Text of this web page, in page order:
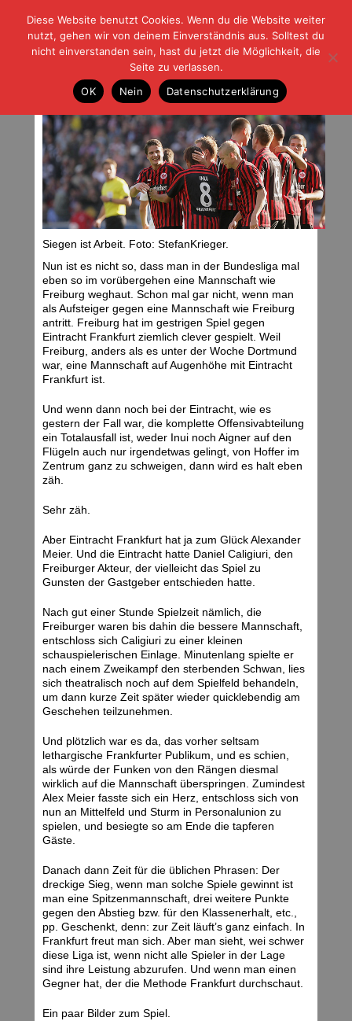
| | |BLOG-GFußball und der Rest
HOME|REGELN|IMPRESSUM |DATENSCHUTZ
Gestern also: Freiburg
Montag, 01.10.12 | 06:11 Uhr
Siegen ist Arbeit. Foto: StefanKrieger.
Nun ist es nicht so, dass man in der Bundesliga mal
eben so im vorübergehen eine Mannschaft wie
Freiburg weghaut. Schon mal gar nicht, wenn man
als Aufsteiger gegen eine Mannschaft wie Freiburg
antritt. Freiburg hat im gestrigen Spiel gegen
Eintracht Frankfurt ziemlich clever gespielt. Weil
Freiburg, anders als es unter der Woche Dortmund
war, eine Mannschaft auf Augenhöhe mit Eintracht
Frankfurt ist.
Und wenn dann noch bei der Eintracht, wie es
gestern der Fall war, die komplette Offensivabteilung
ein Totalausfall ist, weder Inui noch Aigner auf den
Flügeln auch nur irgendetwas gelingt, von Hoffer im
Zentrum ganz zu schweigen, dann wird es halt eben
zäh.
Sehr zäh.
Aber Eintracht Frankfurt hat ja zum Glück Alexander
Meier. Und die Eintracht hatte Daniel Caligiuri, den
Freiburger Akteur, der vielleicht das Spiel zu
Gunsten der Gastgeber entschieden hatte.
Nach gut einer Stunde Spielzeit nämlich, die
Freiburger waren bis dahin die bessere Mannschaft,
entschloss sich Caligiuri zu einer kleinen
schauspielerischen Einlage. Minutenlang spielte er
nach einem Zweikampf den sterbenden Schwan, lies
sich theatralisch noch auf dem Spielfeld behandeln,
um dann kurze Zeit später wieder quicklebendig am
Geschehen teilzunehmen.
Und plötzlich war es da, das vorher seltsam
lethargische Frankfurter Publikum, und es schien,
als würde der Funken von den Rängen diesmal
wirklich auf die Mannschaft überspringen. Zumindest
Alex Meier fasste sich ein Herz, entschloss sich von
nun an Mittelfeld und Sturm in Personalunion zu
spielen, und besiegte so am Ende die tapferen
Gäste.
Danach dann Zeit für die üblichen Phrasen: Der
dreckige Sieg, wenn man solche Spiele gewinnt ist
man eine Spitzenmannschaft, drei weitere Punkte
gegen den Abstieg bzw. für den Klassenerhalt, etc.,
pp. Geschenkt, denn: zur Zeit läuft’s ganz einfach. In
Frankfurt freut man sich. Aber man sieht, wei schwer
diese Liga ist, wenn nicht alle Spieler in der Lage
sind ihre Leistung abzurufen. Und wenn man einen
Gegner hat, der die Methode Frankfurt durchschaut.
Ein paar Bilder zum Spiel.
Diese Website benutzt Cookies. Wenn du die Website weiter
nutzt, gehen wir von deinem Einverständnis aus. Solltest du
nicht einverstanden sein, hast du jetzt die Möglichkeit, die
Seite zu verlassen.
OK
Nein Datenschutzerklärung